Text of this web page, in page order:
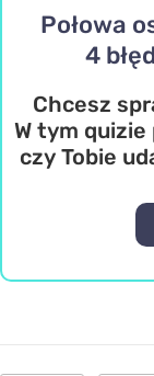
Połowa
4
Chcesz
W tym quizie
czy Tobie